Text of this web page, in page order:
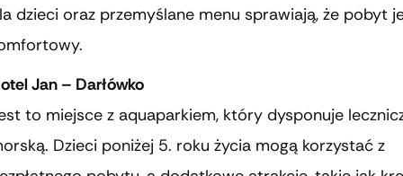
dzieci oraz przemyślane menu sprawiają, że pobyt
Jan – Darłówko
to miejsce z aquaparkiem, który dysponuje
Dzieci poniżej 5. roku życia mogą korzystać z